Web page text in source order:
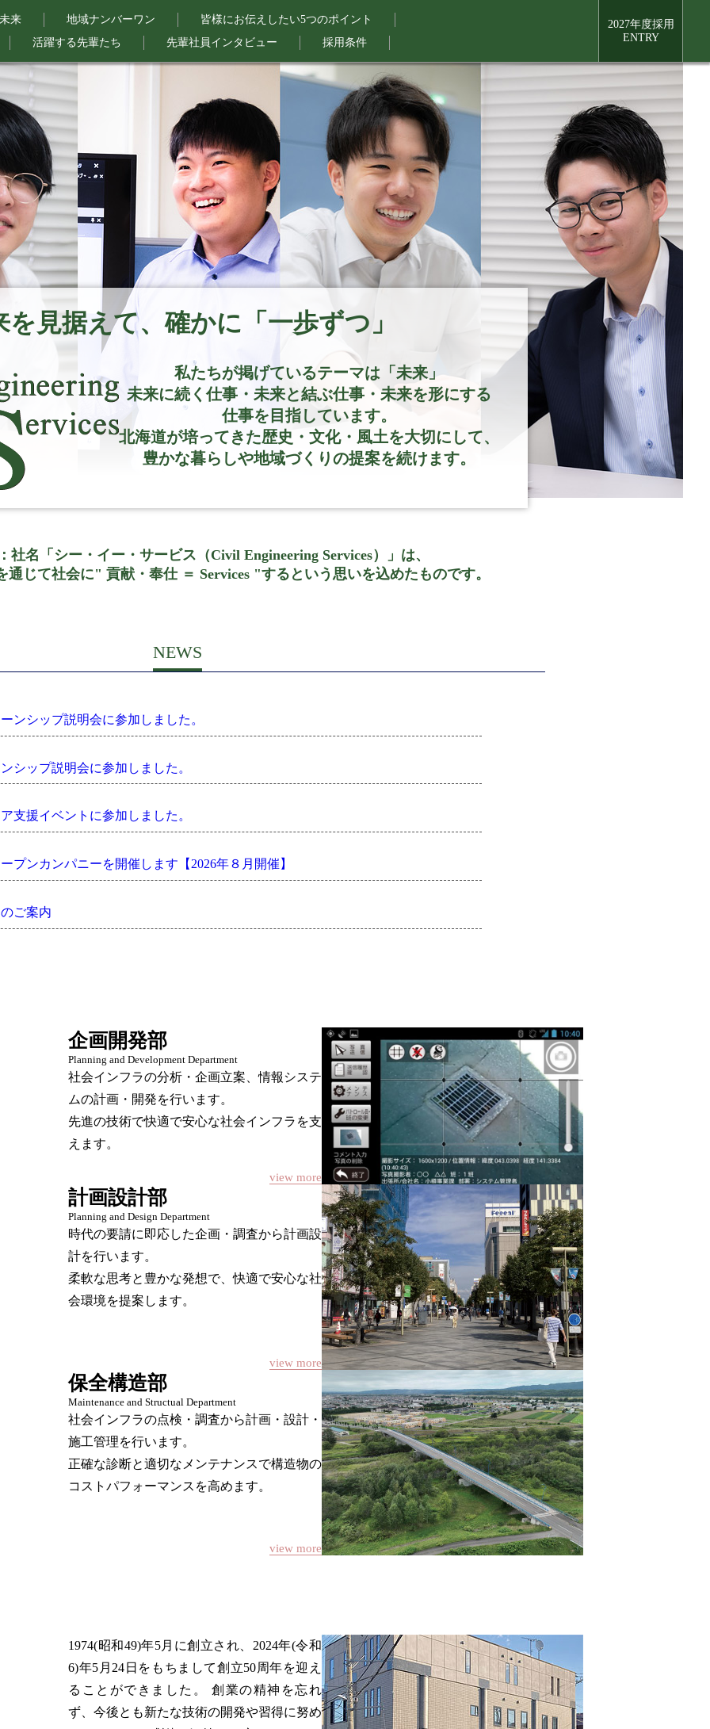
来 地域ナンバーワン
皆様にお伝えしたい5つのポイント
活躍する先輩たち 先輩社員インタビュー 採用条件
2027年度採用
ENTRY
を見据えて、確かに「一歩ずつ」
私たちが掲げているテーマは「未来」
未来に続く仕事・未来と結ぶ仕事・未来を形にする
仕事を目指しています。
北海道が培ってきた歴史・文化・風土を大切にして、
豊かな暮らしや地域づくりの提案を続けます。
社名「シー・イー・サービス（Civil Engineering Services）」は、
通じて社会に" 貢献・奉仕 ＝ Services "するという思いを込めたものです。
NEWS
ンシップ説明会に参加しました。
シップ説明会に参加しました。
支援イベントに参加しました。
プンカンパニーを開催します【2026年８月開催】
ご案内
企画開発部
Planning and Development Department
社会インフラの分析・企画立案、情報システ
ムの計画・開発を行います。
先進の技術で快適で安心な社会インフラを支
えます。
view more
計画設計部
Planning and Design Department
時代の要請に即応した企画・調査から計画設
計を行います。
柔軟な思考と豊かな発想で、快適で安心な社
会環境を提案します。
view more
保全構造部
Maintenance and Structual Department
社会インフラの点検・調査から計画・設計・
施工管理を行います。
正確な診断と適切なメンテナンスで構造物の
コストパフォーマンスを高めます。
view more
1974(昭和49)年5月に創立され、2024年(令和
6)年5月24日をもちまして創立50周年を迎え
ることができました。 創業の精神を忘れ
ず、今後とも新たな技術の開発や習得に努め